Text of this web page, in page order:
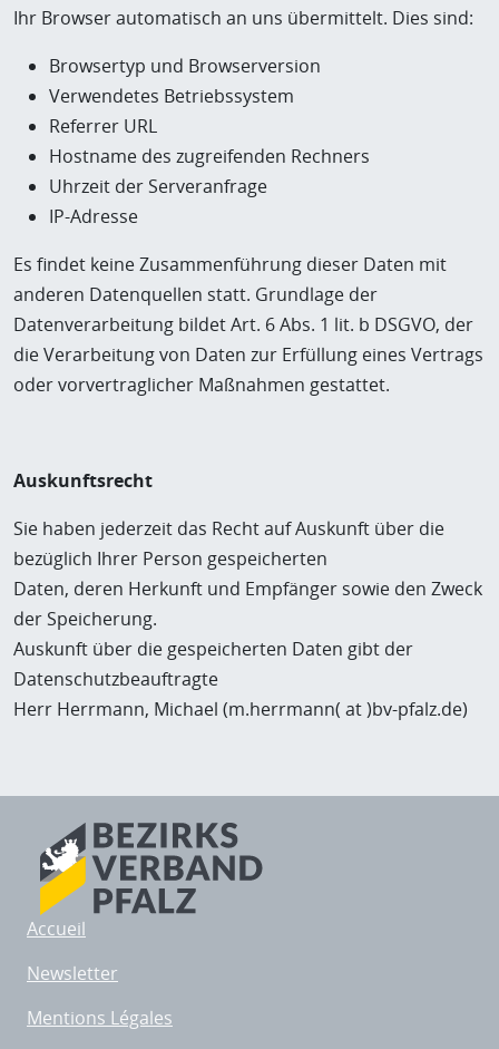
Ihr Browser automatisch an uns übermittelt. Dies sind:
Browsertyp und Browserversion
Verwendetes Betriebssystem
Referrer URL
Hostname des zugreifenden Rechners
Uhrzeit der Serveranfrage
IP-Adresse
Es findet keine Zusammenführung dieser Daten mit
anderen Datenquellen statt. Grundlage der
Datenverarbeitung bildet Art. 6 Abs. 1 lit. b DSGVO, der
die Verarbeitung von Daten zur Erfüllung eines Vertrags
oder vorvertraglicher Maßnahmen gestattet.
Auskunftsrecht
Sie haben jederzeit das Recht auf Auskunft über die
bezüglich Ihrer Person gespeicherten
Daten, deren Herkunft und Empfänger sowie den Zweck
der Speicherung.
Auskunft über die gespeicherten Daten gibt der
Datenschutzbeauftragte
Herr Herrmann, Michael (m.herrmann( at )bv-pfalz.de)
Accueil
Newsletter
Mentions Légales